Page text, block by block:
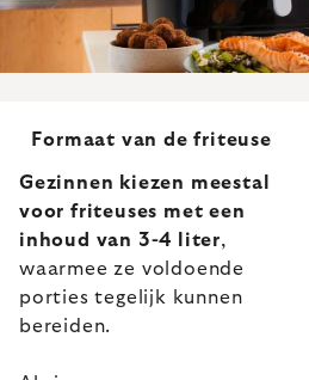
Formaat van de friteuse
Gezinnen kiezen meestal
voor friteuses met een
inhoud van 3-4 liter,
waarmee ze voldoende
porties tegelijk kunnen
bereiden.